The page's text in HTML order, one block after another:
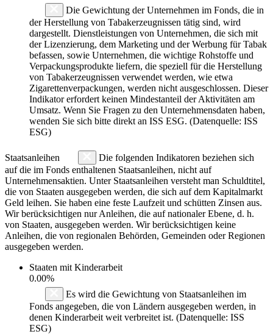
Die Gewichtung der Unternehmen im Fonds, die in
der Herstellung von Tabakerzeugnissen tätig sind, wird
dargestellt. Dienstleistungen von Unternehmen, die sich mit
der Lizenzierung, dem Marketing und der Werbung für Tabak
befassen, sowie Unternehmen, die wichtige Rohstoffe und
Verpackungsprodukte liefern, die speziell für die Herstellung
von Tabakerzeugnissen verwendet werden, wie etwa
Zigarettenverpackungen, werden nicht ausgeschlossen. Dieser
Indikator erfordert keinen Mindestanteil der Aktivitäten am
Umsatz. Wenn Sie Fragen zu den Unternehmensdaten haben,
wenden Sie sich bitte direkt an ISS ESG. (Datenquelle: ISS
ESG)
Staatsanleihen
Die folgenden Indikatoren beziehen sich
auf die im Fonds enthaltenen Staatsanleihen, nicht auf
Unternehmensaktien. Unter Staatsanleihen versteht man Schuldtitel,
die von Staaten ausgegeben werden, die sich auf dem Kapitalmarkt
Geld leihen. Sie haben eine feste Laufzeit und schütten Zinsen aus.
Wir berücksichtigen nur Anleihen, die auf nationaler Ebene, d. h.
von Staaten, ausgegeben werden. Wir berücksichtigen keine
Anleihen, die von regionalen Behörden, Gemeinden oder Regionen
ausgegeben werden.
Staaten mit Kinderarbeit
0.00%
Es wird die Gewichtung von Staatsanleihen im
Fonds angegeben, die von Ländern ausgegeben werden, in
denen Kinderarbeit weit verbreitet ist. (Datenquelle: ISS
ESG)